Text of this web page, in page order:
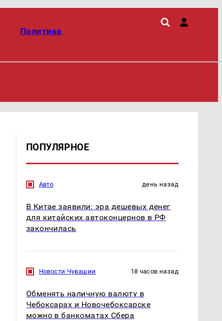
Политика
ПОПУЛЯРНОЕ
Авто день назад
В Китае заявили: эра дешевых денег
для китайских автоконцернов в РФ
закончилась
Новости Чувашии 18 часов назад
Обменять наличную валюту в
Чебоксарах и Новочебоксарске
можно в банкоматах Сбера